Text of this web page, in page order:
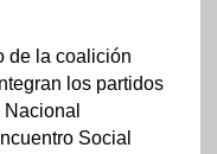
de la coalición
los partidos
Social